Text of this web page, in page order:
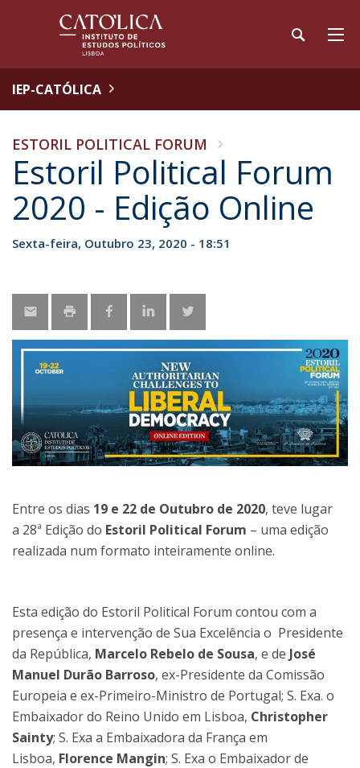
IEP-CATÓLICA
ESTORIL POLITICAL FORUM
Estoril Political Forum
2020 - Edição Online
Sexta-feira, Outubro 23, 2020 - 18:51
Entre os dias 19 e 22 de Outubro de 2020, teve lugar
a 28ª Edição do Estoril Political Forum – uma edição
realizada num formato inteiramente online.
Esta edição do Estoril Political Forum contou com a
presença e intervenção de Sua Excelência o Presidente
da República, Marcelo Rebelo de Sousa, e de José
Manuel Durão Barroso, ex-Presidente da Comissão
Europeia e ex-Primeiro-Ministro de Portugal; S. Exa. o
Embaixador do Reino Unido em Lisboa, Christopher
Sainty; S. Exa a Embaixadora da França em
Lisboa, Florence Mangin; S. Exa o Embaixador de